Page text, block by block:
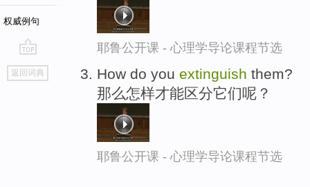
权威例句
go
top
返回词典
耶鲁公开课 - 心理学导论课程节选
How do you extinguish them?
那么怎样才能区分它们呢？
耶鲁公开课 - 心理学导论课程节选